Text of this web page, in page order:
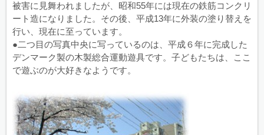
被害に見舞われましたが、昭和55年には現在の鉄筋コンクリ
ート造になりました。その後、平成13年に外装の塗り替えを
行い、現在に至っています。
●二つ目の写真中央に写っているのは、平成６年に完成した
デンマーク製の木製総合運動遊具です。子どもたちは、ここ
で遊ぶのが大好きなようです。